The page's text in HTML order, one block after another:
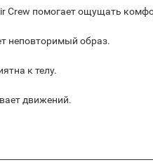
помогает ощущать
неповторимый образ.
к телу.
движений.